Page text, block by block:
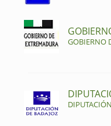
GOBIERNO